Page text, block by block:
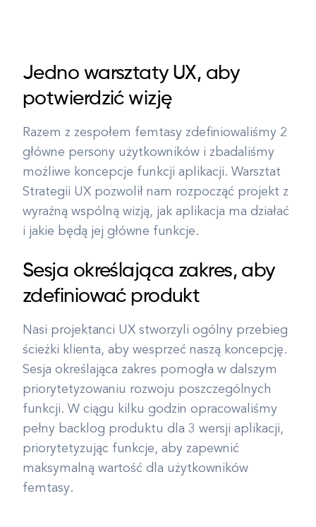
Jedno warsztaty UX, aby
potwierdzić wizję
Razem z zespołem femtasy zdefiniowaliśmy 2
główne persony użytkowników i zbadaliśmy
możliwe koncepcje funkcji aplikacji. Warsztat
Strategii UX pozwolił nam rozpocząć projekt z
wyraźną wspólną wizją, jak aplikacja ma działać
i jakie będą jej główne funkcje.
Sesja określająca zakres, aby
zdefiniować produkt
Nasi projektanci UX stworzyli ogólny przebieg
ścieżki klienta, aby wesprzeć naszą koncepcję.
Sesja określająca zakres pomogła w dalszym
priorytetyzowaniu rozwoju poszczególnych
funkcji. W ciągu kilku godzin opracowaliśmy
pełny backlog produktu dla 3 wersji aplikacji,
priorytetyzując funkcje, aby zapewnić
maksymalną wartość dla użytkowników
femtasy.